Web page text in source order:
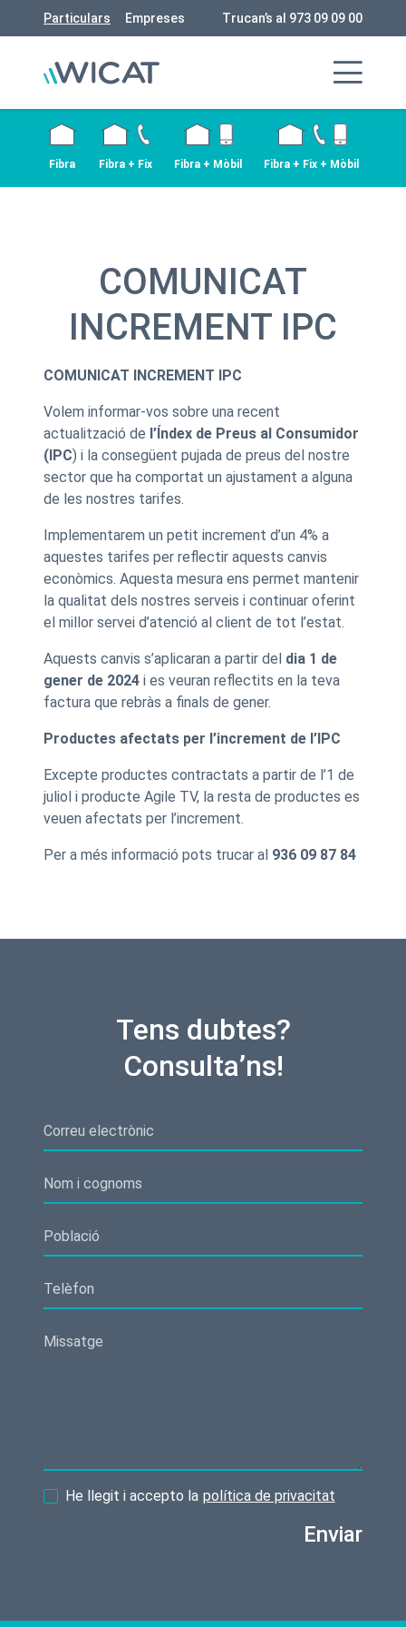
Particulars Empreses Trucan’s al 973 09 09 00
Fibra Fibra + Fix Fibra + Mòbil Fibra + Fix + Mòbil
COMUNICAT
INCREMENT IPC
COMUNICAT INCREMENT IPC
Volem informar-vos sobre una recent
actualització de l’Índex de Preus al Consumidor
(IPC) i la consegüent pujada de preus del nostre
sector que ha comportat un ajustament a alguna
de les nostres tarifes.
Implementarem un petit increment d’un 4% a
aquestes tarifes per reflectir aquests canvis
econòmics. Aquesta mesura ens permet mantenir
la qualitat dels nostres serveis i continuar oferint
el millor servei d’atenció al client de tot l’estat.
Aquests canvis s’aplicaran a partir del dia 1 de
gener de 2024 i es veuran reflectits en la teva
factura que rebràs a finals de gener.
Productes afectats per l’increment de l’IPC
Excepte productes contractats a partir de l’1 de
juliol i producte Agile TV, la resta de productes es
veuen afectats per l’increment.
Per a més informació pots trucar al 936 09 87 84
Tens dubtes?
Consulta’ns!
He llegit i accepto la política de privacitat
Enviar